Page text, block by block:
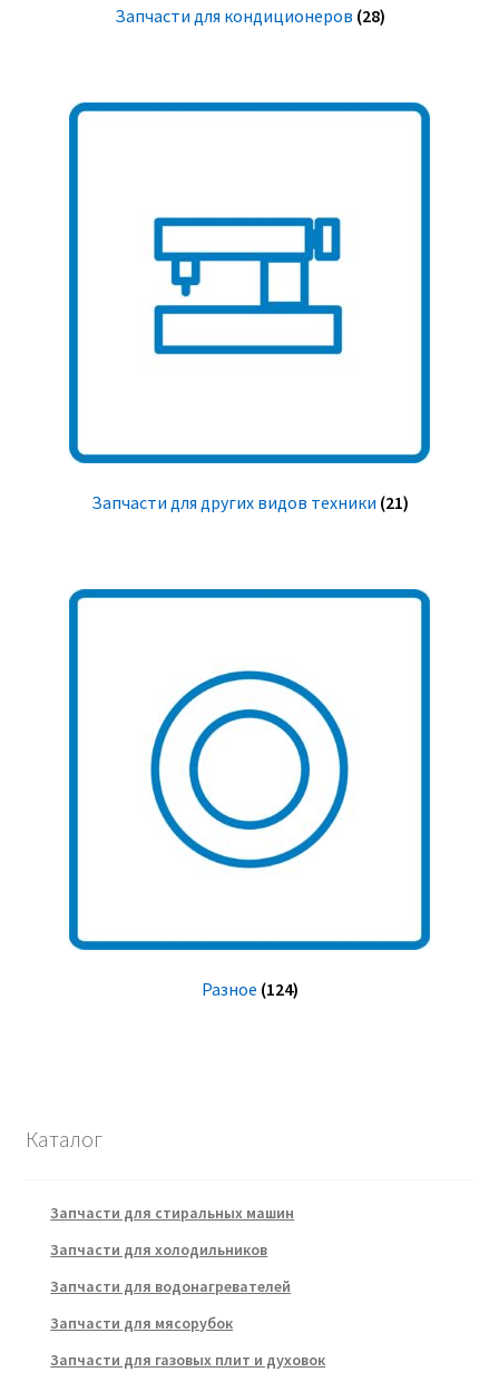
Запчасти для кондиционеров (28)
Запчасти для других видов техники (21)
Разное (124)
Каталог
Запчасти для стиральных машин
Запчасти для холодильников
Запчасти для водонагревателей
Запчасти для мясорубок
Запчасти для газовых плит и духовок